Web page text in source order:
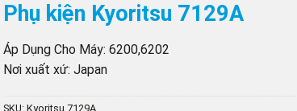
Phụ kiện Kyoritsu 7129A
Áp Dụng Cho Máy: 6200,6202
Nơi xuất xứ: Japan
SKU: Kyoritsu 7129A